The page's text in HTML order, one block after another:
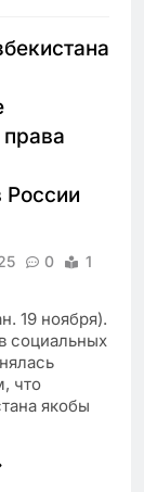
России
0
1
19 ноября).
социальных
что
якобы